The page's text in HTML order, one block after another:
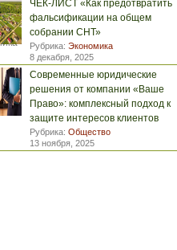
ЧЕК-ЛИСТ «Как предотвратить
фальсификации на общем
собрании СНТ»
Рубрика: Экономика
8 декабря, 2025
Современные юридические
решения от компании «Ваше
Право»: комплексный подход к
защите интересов клиентов
Рубрика: Общество
13 ноября, 2025